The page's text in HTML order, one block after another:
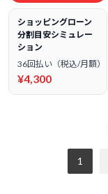
ショッピングローン
分割目安シミュレー
ション
36回払い（税込/月額）
¥4,300
1